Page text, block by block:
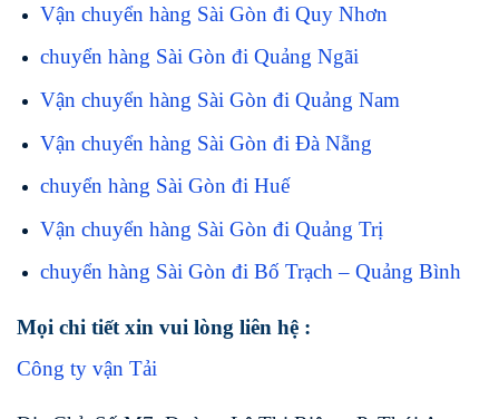
Vận chuyển hàng Sài Gòn đi Quy Nhơn
chuyển hàng Sài Gòn đi Quảng Ngãi
Vận chuyển hàng Sài Gòn đi Quảng Nam
Vận chuyển hàng Sài Gòn đi Đà Nẵng
chuyển hàng Sài Gòn đi Huế
Vận chuyển hàng Sài Gòn đi Quảng Trị
chuyển hàng Sài Gòn đi Bố Trạch – Quảng Bình
Mọi chi tiết xin vui lòng liên hệ :
Công ty vận Tải